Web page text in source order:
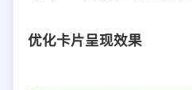
优化卡片呈现效果